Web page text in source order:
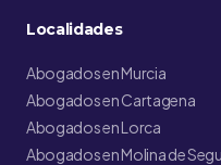
Localidades
Abogados en Murcia
Abogados en Cartagena
Abogados en Lorca
Abogados en Molina de